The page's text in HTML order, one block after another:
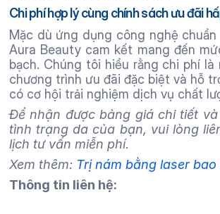
Chi phí hợp lý cùng chính sách ưu đãi
Mặc dù ứng dụng công nghệ
Aura Beauty cam kết mang đến
bạch. Chúng tôi hiểu rằng chi phí
chương trình ưu đãi đặc biệt và hỗ
có cơ hội trải nghiệm dịch vụ chất
Để nhận được bảng giá chi tiết
tình trạng da của bạn, vui lòng
lịch tư vấn miễn phí.
Xem thêm: Trị nám bằng laser bao
Thông tin liên hệ: